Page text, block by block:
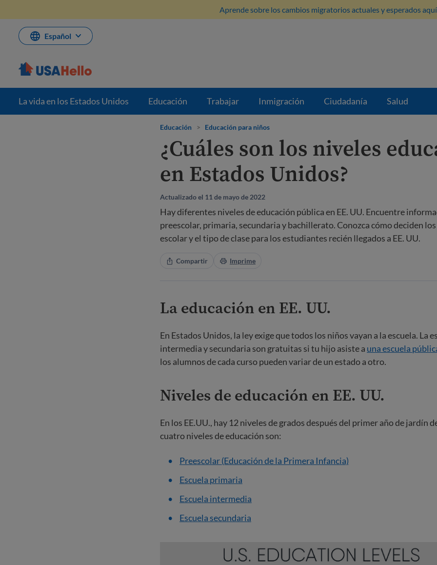
contenido
Aprende sobre los cambios migratorios actuales y esperados
Español
La vida en los Estados Unidos Educación Trabajar Inmigración Ciudadanía Salud
Educación > Educación para niños
¿Cuáles son los niveles
en Estados Unidos?
Actualizado el 11 de mayo de 2022
Hay diferentes niveles de educación pública en EE. UU. Encuentre
preescolar, primaria, secundaria y bachillerato. Conozca cómo deciden
escolar y el tipo de clase para los estudiantes recién llegados a EE. UU.
Compartir Imprime
La educación en EE. UU.
En Estados Unidos, la ley exige que todos los niños vayan a la escuela. La
intermedia y secundaria son gratuitas si tu hijo asiste a una escuela
los alumnos de cada curso pueden variar de un estado a otro.
Niveles de educación en EE. UU.
En los EE.UU., hay 12 niveles de grados después del primer año de jardín
cuatro niveles de educación son:
Preescolar (Educación de la Primera Infancia)
Escuela primaria
Escuela intermedia
Escuela secundaria